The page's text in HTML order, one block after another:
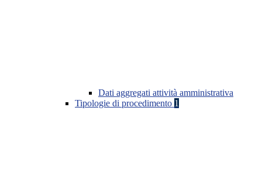
Dati aggregati attività amministrativa
Tipologie di procedimento 1